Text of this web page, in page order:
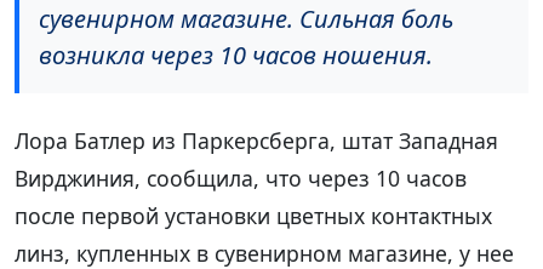
сувенирном магазине. Сильная боль
возникла через 10 часов ношения.
Лора Батлер из Паркерсберга, штат Западная
Вирджиния, сообщила, что через 10 часов
после первой установки цветных контактных
линз, купленных в сувенирном магазине, у нее